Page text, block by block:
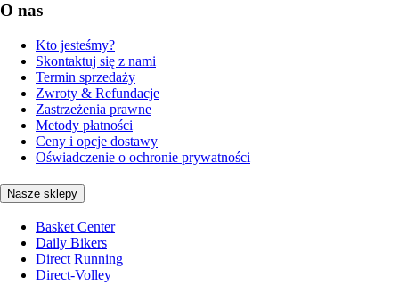
O nas
Kto jesteśmy?
Skontaktuj się z nami
Termin sprzedaży
Zwroty & Refundacje
Zastrzeżenia prawne
Metody płatności
Ceny i opcje dostawy
Oświadczenie o ochronie prywatności
Nasze sklepy
Basket Center
Daily Bikers
Direct Running
Direct-Volley